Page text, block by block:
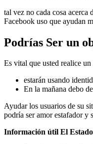
tal vez no cada cosa
Facebook uso que ayudan
Podrías Ser un
Es vital que usted realice
estarán usando
En la mañana debo
Ayudar los usuarios de su
podría ser amor estafador y
Información útil El